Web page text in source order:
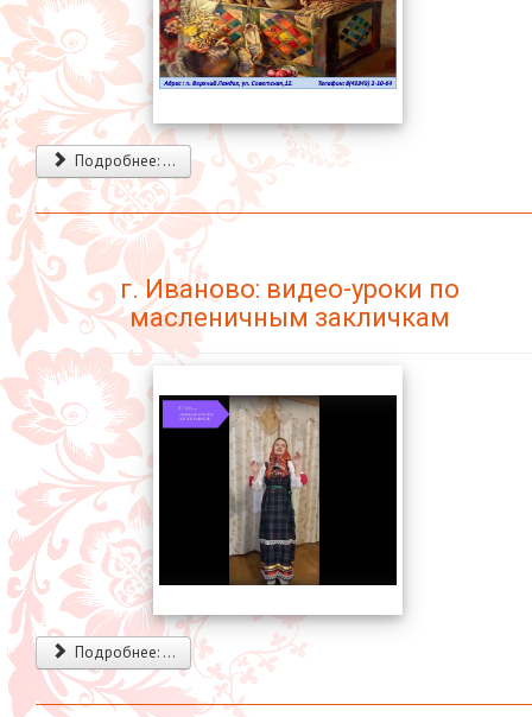
Подробнее: ...
г. Иваново: видео-уроки по
масленичным закличкам
Подробнее: ...